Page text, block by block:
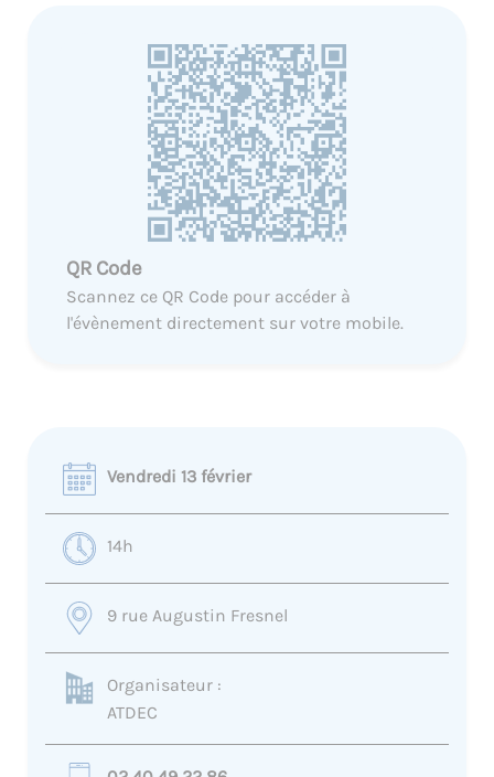
QR Code
Scannez ce QR Code pour accéder à
l'évènement directement sur votre mobile.
Vendredi 13 février
14h
9 rue Augustin Fresnel
Organisateur :
ATDEC